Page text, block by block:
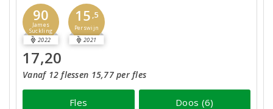
90
James
Suckling
2022
15 ,5
Perswijn
2021
17,20
Vanaf 12 flessen 15,77 per fles
Fles Doos (6)